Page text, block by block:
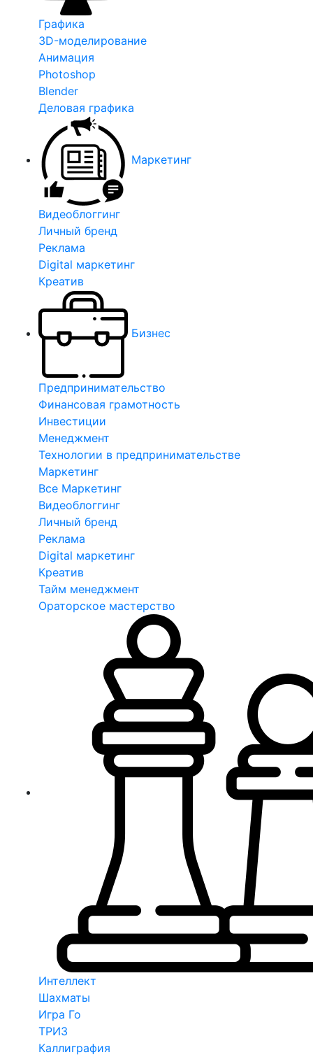
Графика
3D-моделирование
Анимация
Photoshop
Blender
Деловая графика
Маркетинг
Видеоблоггинг
Личный бренд
Реклама
Digital маркетинг
Креатив
Бизнес
Предпринимательство
Финансовая грамотность
Инвестиции
Менеджмент
Технологии в предпринимательстве
Маркетинг
Все Маркетинг
Видеоблоггинг
Личный бренд
Реклама
Digital маркетинг
Креатив
Тайм менеджмент
Ораторское мастерство
Интеллект
Шахматы
Игра Го
ТРИЗ
Каллиграфия